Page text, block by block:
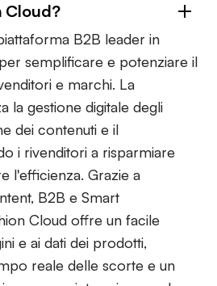
Cloud?
B2B leader in
semplificare e potenziare il
e marchi. La
la gestione digitale degli
dei contenuti e il
i rivenditori a risparmiare
l'efficienza. Grazie a
B2B e Smart
Cloud offre un facile
e ai dati dei prodotti,
reale delle scorte e un